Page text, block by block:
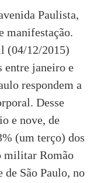
Paulista,
manifestação.
(04/12/2015)
entre janeiro e
respondem a
Desse
e nove, de
(um terço) dos
militar Romão
de São Paulo, no